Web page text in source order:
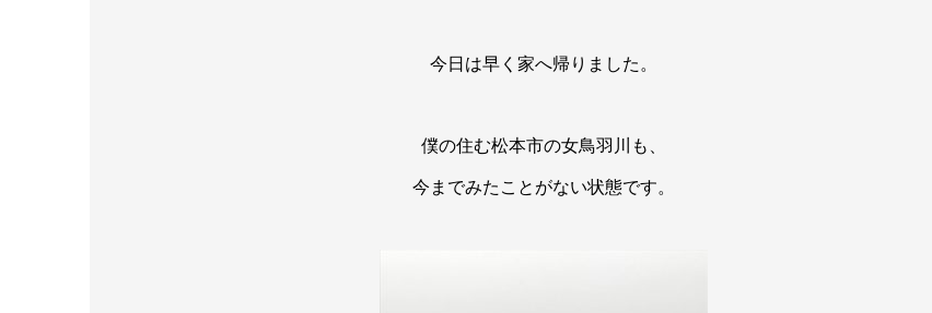
今日は早く家へ帰りました。
僕の住む松本市の女鳥羽川も、
今までみたことがない状態です。